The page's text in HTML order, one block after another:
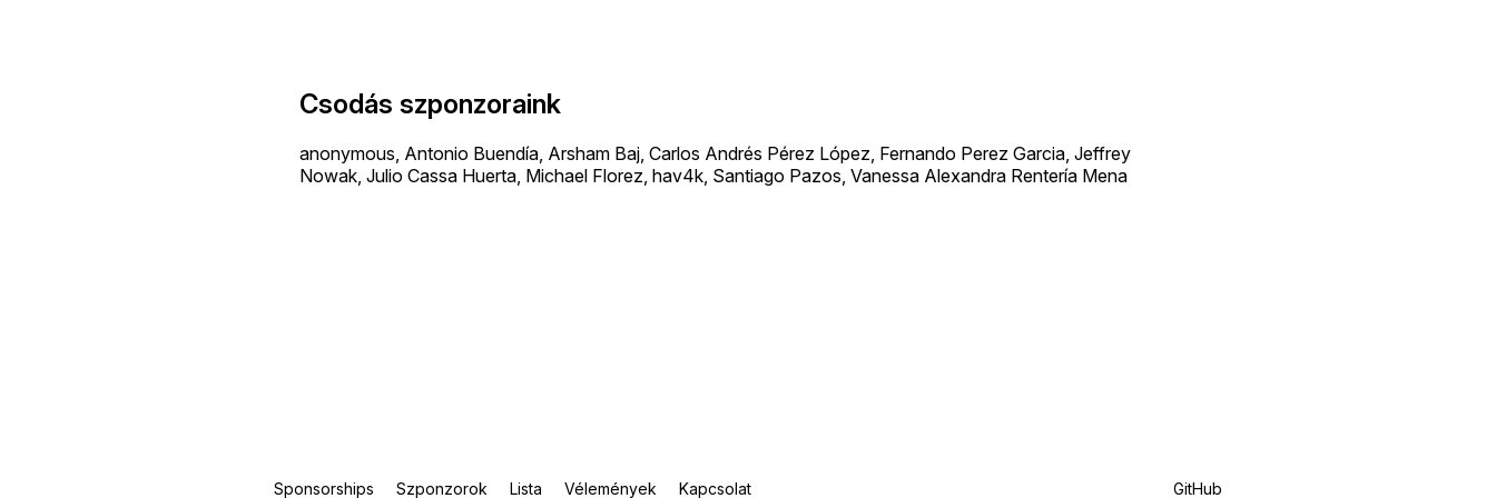
Csodás szponzoraink
anonymous, Antonio Buendía, Arsham Baj, Carlos Andrés Pérez López, Fernando Perez Garcia, Jeffrey
Nowak, Julio Cassa Huerta, Michael Florez, hav4k, Santiago Pazos, Vanessa Alexandra Rentería Mena
Sponsorships Szponzorok Lista Vélemények Kapcsolat GitHub